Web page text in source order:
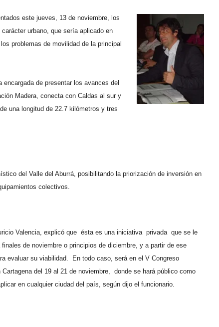
este jueves, 13 de noviembre, los
urbano, que sería aplicado en
problemas de movilidad de la principal
de presentar los avances del
Madera, conecta con Caldas al sur y
una longitud de 22.7 kilómetros y tres
del Valle del Aburrá, posibilitando la priorización de inversión en
colectivos.
Valencia, explicó que ésta es una iniciativa privada que se le
finales de noviembre o principios de diciembre, y a partir de ese
evaluar su viabilidad.
En todo caso, será en el V Congreso
del 19 al 21 de noviembre, donde se hará público como
en cualquier ciudad del país, según dijo el funcionario.